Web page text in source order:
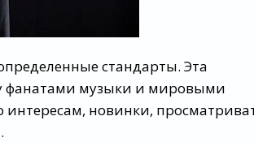
стандарты. Эта
фанатами музыки и мировыми
новинки,